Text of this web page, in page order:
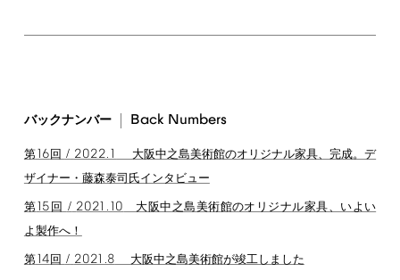
バックナンバー Back Numbers
第16 回 / 2022.1
大阪中之島美術館のオリジナル家具、完成。デ
ザイナー・藤森泰司氏インタビュー
第15 回 / 2021.10 大阪中之島美術館のオリジナル家具、いよい
よ製作へ！
第14 回 / 2021.8 大阪中之島美術館が竣工しました